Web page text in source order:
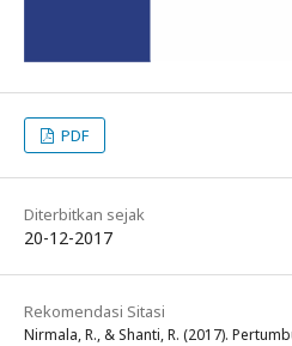
PDF
Diterbitkan sejak
20-12-2017
Rekomendasi Sitasi
Nirmala, R., & Shanti, R. (2017).